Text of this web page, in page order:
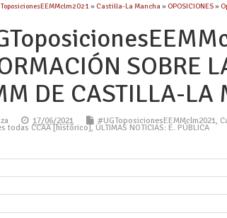
» Castilla-La Mancha » OPOSICIONES»
SOBRE
DE CASTILLA-LA
17/06/2021 #UGToposicionesEEMMclm2021,
todas CCAA [histórico], ÚLTIMAS NOTICIAS: E. PÚBLICA